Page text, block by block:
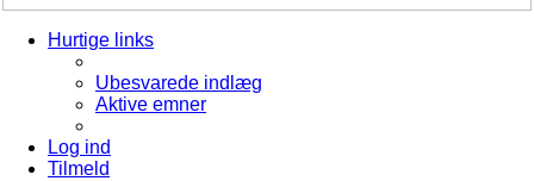
Hurtige links
Ubesvarede indlæg
Aktive emner
Log ind
Tilmeld